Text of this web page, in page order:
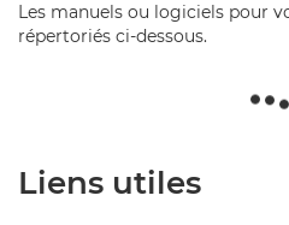
Les manuels ou logiciels pour
répertoriés ci-dessous.
Liens utiles